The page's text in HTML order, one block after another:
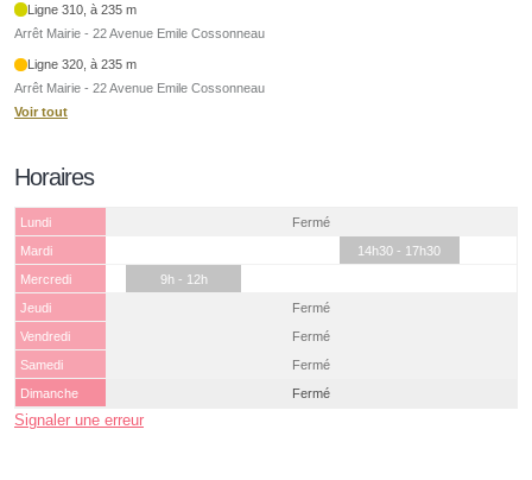
Ligne 310, à 235 m
Arrêt Mairie - 22 Avenue Emile Cossonneau
Ligne 320, à 235 m
Arrêt Mairie - 22 Avenue Emile Cossonneau
Voir tout
Horaires
Lundi
Fermé
Mardi
14h30 - 17h30
Mercredi
9h - 12h
Jeudi
Fermé
Vendredi
Fermé
Samedi
Fermé
Dimanche
Fermé
Signaler une erreur